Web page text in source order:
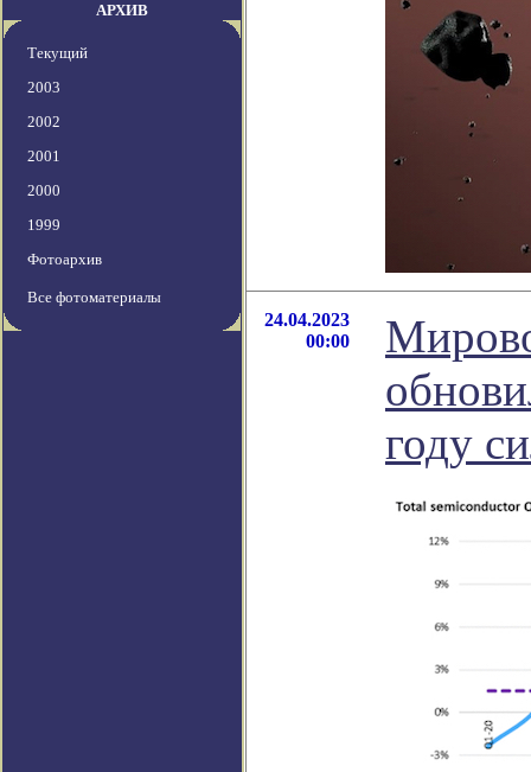
АРХИВ
Текущий
2003
2002
2001
2000
1999
Фотоархив
Все фотоматериалы
24.04.2023
00:00
году